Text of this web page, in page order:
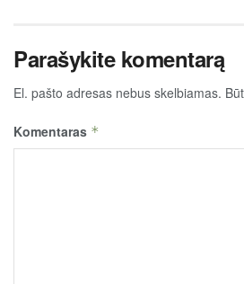
Parašykite komentarą
El. pašto adresas nebus skelbiamas.
Komentaras *